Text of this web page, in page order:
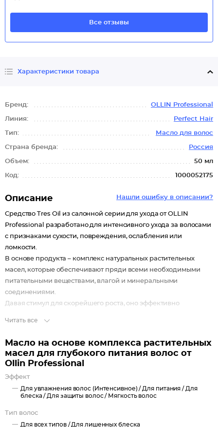
Все отзывы
Характеристики товара
Бренд: OLLIN Professional
Линия: Perfect Hair
Тип: Масло для волос
Страна бренда: Россия
Объем: 50 мл
Код: 1000052175
Нашли ошибку в описании?
Описание
Средство Tres Oil из салонной серии для ухода от OLLIN
Professional разработано для интенсивного ухода за волосами
с признаками сухости, повреждения, ослабления или
ломкости.
В основе продукта – комплекс натуральных растительных
масел, которые обеспечивают пряди всеми необходимыми
питательными веществами, влагой и минеральными
соединениями.
Давая стимул для скорейшего роста, оно эффективно
незаменимым при заботе о шевелюре, подвергшейся
негативному воздействию химических процедур или
Читать все
Масло на основе комплекса растительных
масел для глубокого питания волос от
Ollin Professional
Эффект
Для увлажнения волос (Интенсивное) / Для питания / Для
блеска / Для защиты волос / Мягкость волос
Тип волос
Для всех типов /Для лишенных блеска